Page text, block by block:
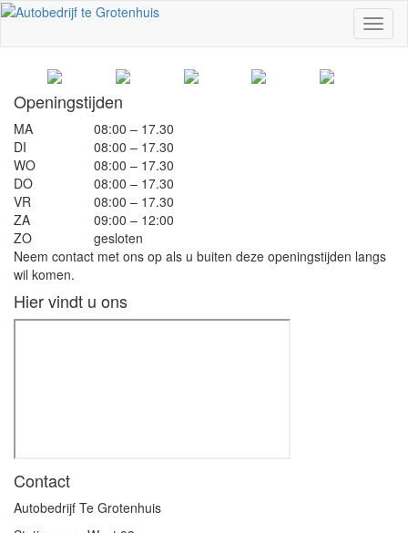
Openingstijden
MA
08:00 – 17.30
DI
08:00 – 17.30
WO
08:00 – 17.30
DO
08:00 – 17.30
VR
08:00 – 17.30
ZA
09:00 – 12:00
ZO
gesloten
Neem contact met ons op als u buiten deze openingstijden langs
wil komen.
Hier vindt u ons
Contact
Autobedrijf Te Grotenhuis